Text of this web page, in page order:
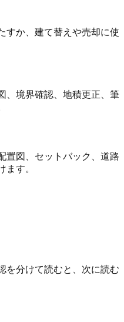
すか、建て替えや売却に使
、境界確認、地積更正、筆
置図、セットバック、道路
ます。
を分けて読むと、次に読む